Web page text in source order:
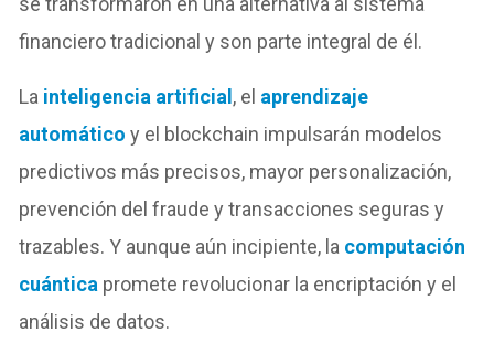
financiero tradicional y son parte integral de él.
La inteligencia artificial , el aprendizaje
automático y el blockchain impulsarán modelos
predictivos más precisos, mayor personalización,
prevención del fraude y transacciones seguras y
trazables. Y aunque aún incipiente, la computación
cuántica promete revolucionar la encriptación y el
análisis de datos.